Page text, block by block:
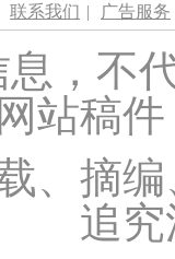
联系我们 | 广告服务
，不
站稿
、摘
追